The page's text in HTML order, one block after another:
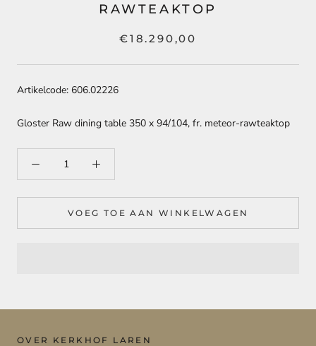
RAWTEAKTOP
€18.290,00
Artikelcode: 606.02226
Gloster Raw dining table 350 x 94/104, fr. meteor-rawteaktop
VOEG TOE AAN WINKELWAGEN
OVER KERKHOF LAREN